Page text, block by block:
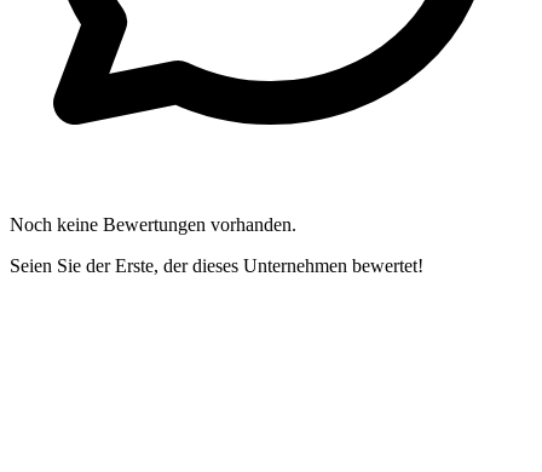
Noch keine Bewertungen vorhanden.
Seien Sie der Erste, der dieses Unternehmen bewertet!